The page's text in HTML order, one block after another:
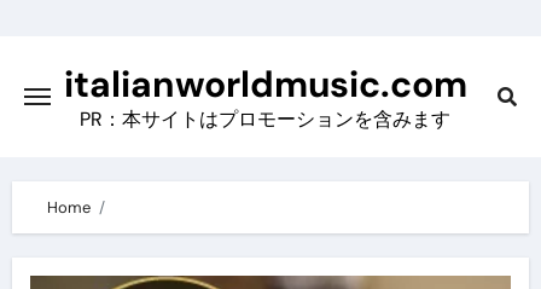
contentitalianworldmusic.com
PR：本サイトはプロモーションを含みます
Home